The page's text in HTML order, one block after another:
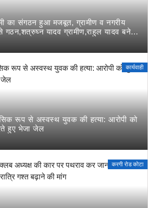
का संगठन हुआ मजबूत, ग्रामीण व नगरीय
गठन,शत्रुघ्न यादव ग्रामीण,राहुल यादव बने
कार्यवाही
रूप से अस्वस्थ युवक की हत्या: आरोपी को
हुए भेजा जेल
करगी रोड कोटा